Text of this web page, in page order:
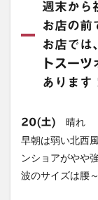
週末から
お店の前
お店では、
トスーツ
あります
20(土)
晴れ
早朝は弱い北西
ンショアがやや
波のサイズは腰